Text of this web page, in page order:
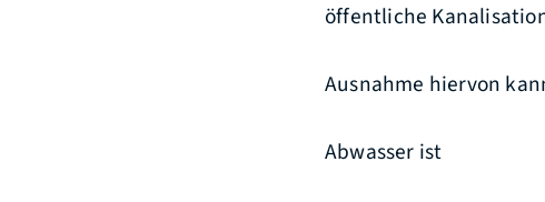
öffentliche
Ausnahme hiervon
Abwasser ist